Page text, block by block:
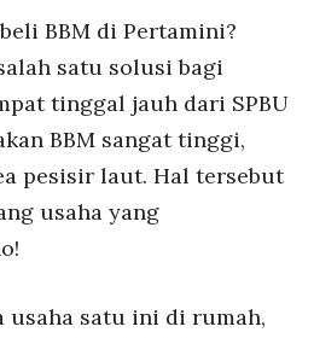
BBM di Pertamini?
satu solusi bagi
tinggal jauh dari SPBU
BBM sangat tinggi,
pesisir laut. Hal tersebut
usaha yang
usaha satu ini di rumah,